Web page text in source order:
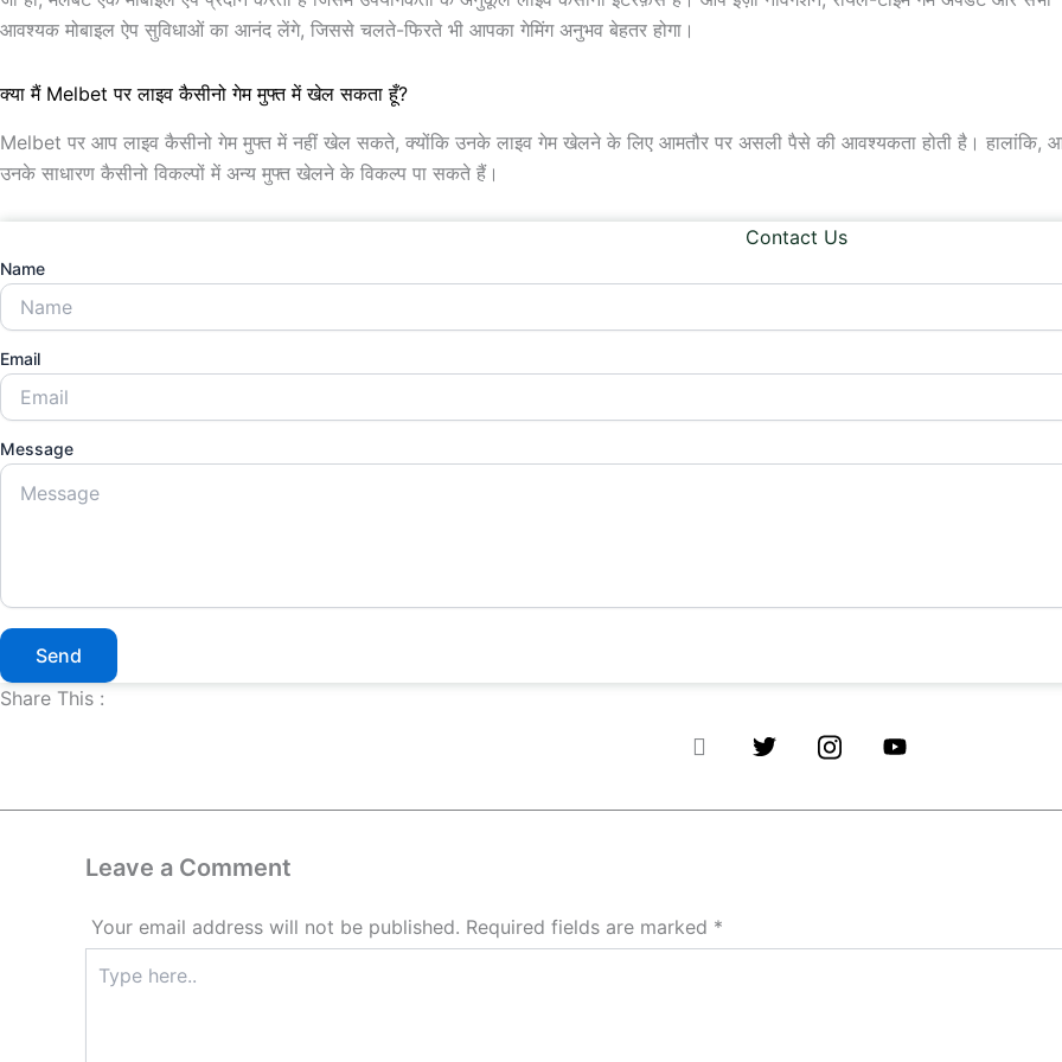
आवश्यक मोबाइल ऐप सुविधाओं का आनंद लेंगे, जिससे चलते-फिरते भी आपका गेमिंग अनुभव बेहतर होगा।
क्या मैं Melbet पर लाइव कैसीनो गेम मुफ्त में खेल सकता हूँ?
Melbet पर आप लाइव कैसीनो गेम मुफ्त में नहीं खेल सकते, क्योंकि उनके लाइव गेम खेलने के लिए आमतौर पर असली पैसे की आवश्यकता होती है। हालांकि,
उनके साधारण कैसीनो विकल्पों में अन्य मुफ्त खेलने के विकल्प पा सकते हैं।
Contact Us
Name
Email
Message
Send
Share This :
Leave a Comment
Your email address will not be published. Required fields are marked *
here..